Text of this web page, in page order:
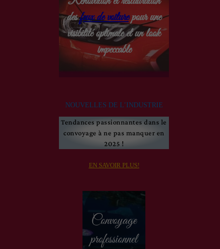
desfeux de voiturepour une
visibilité optimale et un look
impeccable
NOUVELLES DE L’INDUSTRIE
Tendances passionnantes dans le
convoyage à ne pas manquer en
2025 !
EN SAVOIR PLUS!
Convoyage
professionnel